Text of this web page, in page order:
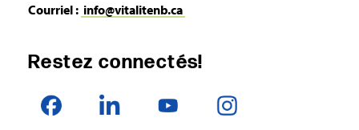
Courriel : info@vitalitenb.ca
Restez connectés!